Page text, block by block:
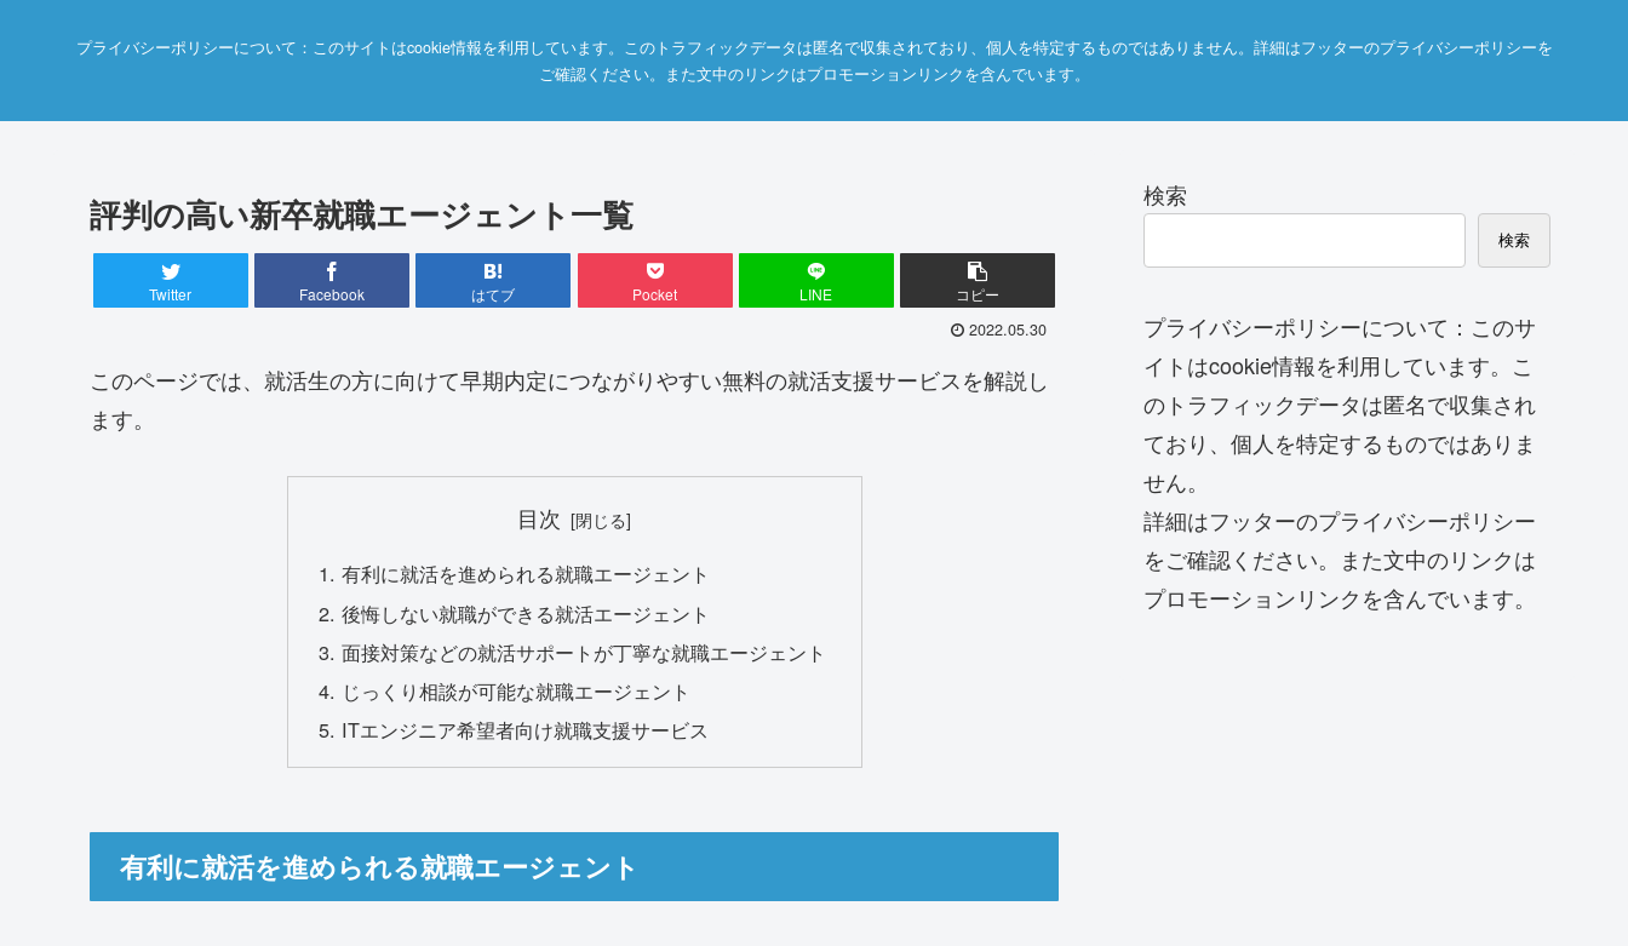
プライバシーポリシーについて：このサイトはcookie情報を利用しています。このトラフィックデータは匿名で収集されており、個人を特定するものではありません。詳細はフッターのプライバシーポリシーを
ご確認ください。また文中のリンクはプロモーションリンクを含んでいます。
評判の高い新卒就職エージェント一覧
Twitter Facebook はてブ Pocket LINE コピー
2022.05.30
このページでは、就活生の方に向けて早期内定につながりやすい無料の就活支援サービスを解説し
ます。
目次
有利に就活を進められる就職エージェント
後悔しない就職ができる就活エージェント
面接対策などの就活サポートが丁寧な就職エージェント
じっくり相談が可能な就職エージェント
ITエンジニア希望者向け就職支援サービス
有利に就活を進められる就職エージェント
検索
検索
プライバシーポリシーについて：このサ
イトはcookie情報を利用しています。こ
のトラフィックデータは匿名で収集され
ており、個人を特定するものではありま
せん。
詳細はフッターのプライバシーポリシー
をご確認ください。また文中のリンクは
プロモーションリンクを含んでいます。